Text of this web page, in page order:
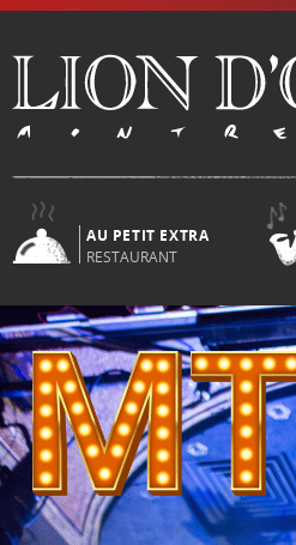
AU PETIT EXTRA
RESTAURANT